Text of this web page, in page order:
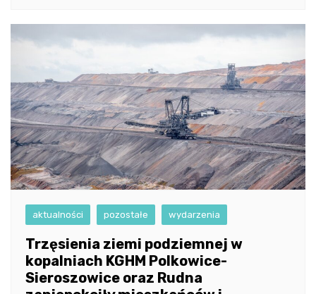
aktualności pozostałe wydarzenia
Trzęsienia ziemi podziemnej w
kopalniach KGHM Polkowice-
Sieroszowice oraz Rudna